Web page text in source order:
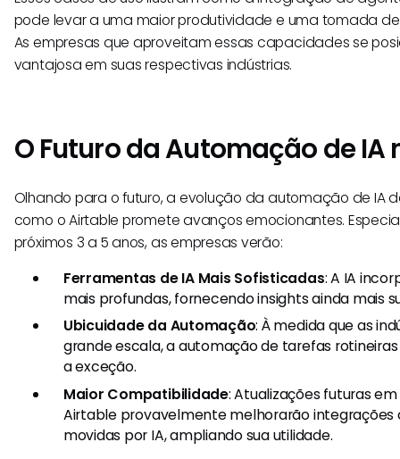
pode levar a uma maior produtividade e uma tomada
As empresas que aproveitam essas capacidades se
vantajosa em suas respectivas indústrias.
O Futuro da Automação de IA
Olhando para o futuro, a evolução da automação de IA
como o Airtable promete avanços emocionantes.
próximos 3 a 5 anos, as empresas verão:
Ferramentas de IA Mais Sofisticadas: A IA
mais profundas, fornecendo insights ainda mais
Ubicuidade da Automação: À medida que as
grande escala, a automação de tarefas
a exceção.
Maior Compatibilidade: Atualizações futuras
Airtable provavelmente melhorarão
movidas por IA, ampliando sua utilidade.